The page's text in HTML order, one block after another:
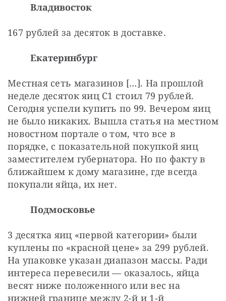
Владивосток
167 рублей за десяток в доставке.
Екатеринбург
Местная сеть магазинов […]. На прошлой
неделе десяток яиц С1 стоил 79 рублей.
Сегодня успели купить по 99. Вечером яиц
не было никаких. Вышла статья на местном
новостном портале о том, что все в
порядке, с показательной покупкой яиц
заместителем губернатора. Но по факту в
ближайшем к дому магазине, где всегда
покупали яйца, их нет.
Подмосковье
3 десятка яиц «первой категории» были
куплены по «красной цене» за 299 рублей.
На упаковке указан диапазон массы. Ради
интереса перевесили — оказалось, яйца
весят ниже положенного или вес на
нижней границе между 2-й и 1-й